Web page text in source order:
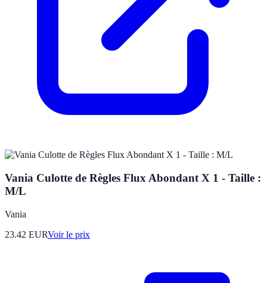
Vania Culotte de Règles Flux Abondant X 1 - Taille :
M/L
Vania
23.42 EURVoir le prix